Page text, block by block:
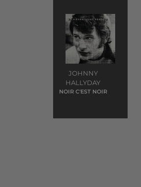
JOHNNY
HALLYDAY
NOIR C'EST NOIR